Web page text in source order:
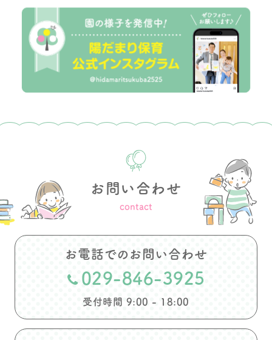
お問い合わせ
contact
お電話でのお問い合わせ
029-846-3925
受付時間 9:00 - 18:00